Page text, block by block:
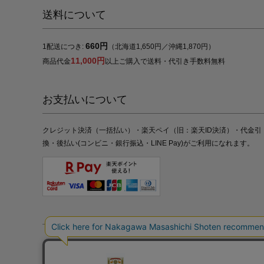
送料について
1配送につき: 660円
（北海道1,650円／沖縄1,870円）
商品代金11,000円 以上ご購入で送料・代引き手数料無料
お支払いについて
クレジット決済（一括払い）・楽天ペイ（旧：楽天ID決済）・代金引
換・後払い(コンビニ・銀行振込・LINE Pay)がご利用になれます。